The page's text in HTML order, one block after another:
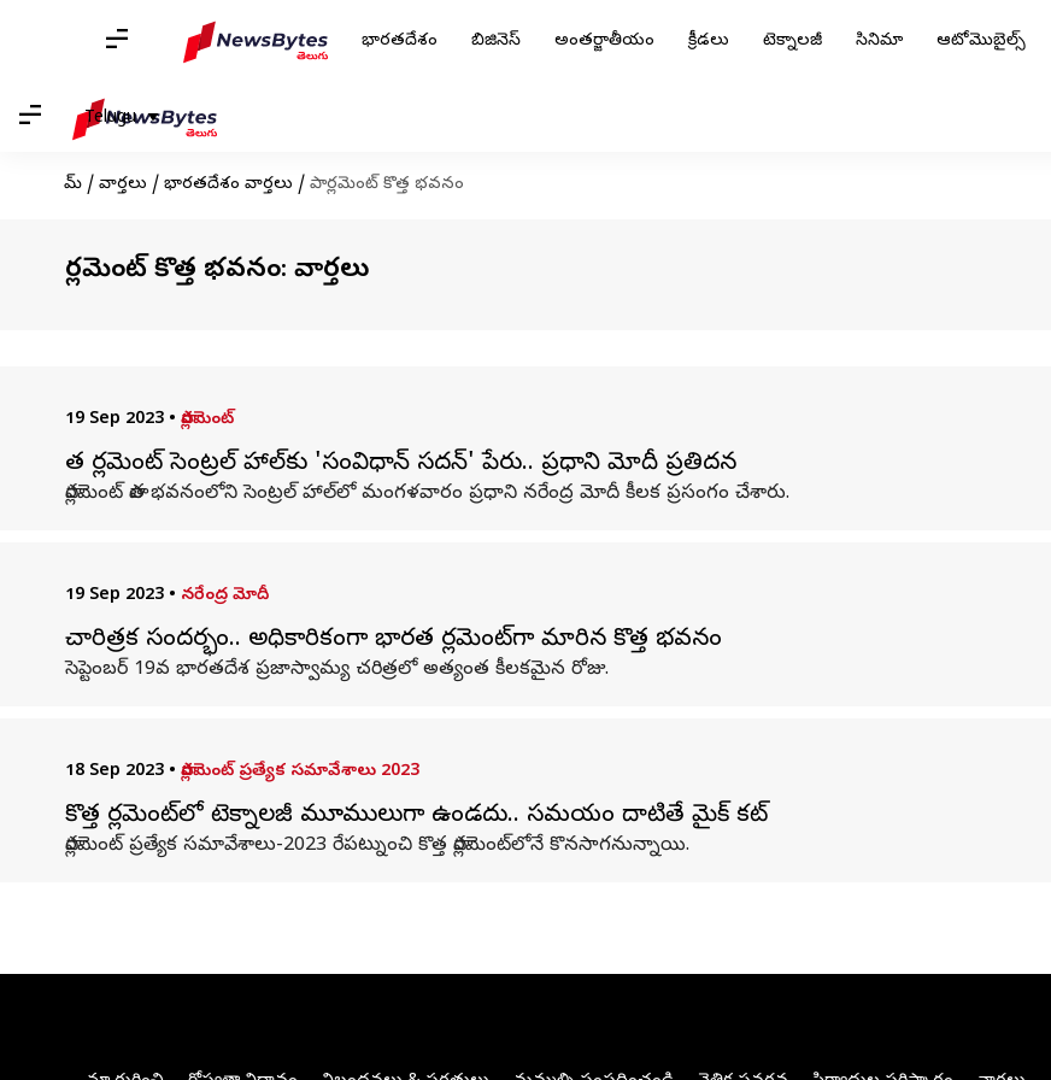
భారతదేశం బిజినెస్ అంతర్జాతీయం క్రీడలు టెక్నాలజీ సినిమా ఆటోమొబైల్స్
Telugu
హోమ్ / వార్తలు / భారతదేశం వార్తలు / పార్లమెంట్ కొత్త భవనం
పార్లమెంట్ కొత్త భవనం: వార్తలు
19 Sep 2023 • పార్లమెంట్
పాత పార్లమెంట్ సెంట్రల్ హాల్‌‌కు 'సంవిధాన్‌ సదన్‌' పేరు.. ప్రధాని మోదీ ప్రతిపాదన
పార్లమెంట్ పాత భవనంలోని సెంట్రల్ హాల్‌లో మంగళవారం ప్రధాని నరేంద్ర మోదీ కీలక ప్రసంగం చేశారు.
19 Sep 2023 • నరేంద్ర మోదీ
చారిత్రక సందర్భం.. అధికారికంగా భారత పార్లమెంట్‌గా మారిన కొత్త భవనం
సెప్టెంబర్ 19వ భారతదేశ ప్రజాస్వామ్య చరిత్రలో అత్యంత కీలకమైన రోజు.
18 Sep 2023 • పార్లమెంట్ ప్రత్యేక సమావేశాలు 2023
కొత్త పార్లమెంట్‌లో టెక్నాలజీ మూములుగా ఉండదు.. సమయం దాటితే మైక్‌ కట్‌
పార్లమెంట్ ప్రత్యేక సమావేశాలు-2023 రేపట్నుంచి కొత్త పార్లమెంట్‌లోనే కొనసాగనున్నాయి.